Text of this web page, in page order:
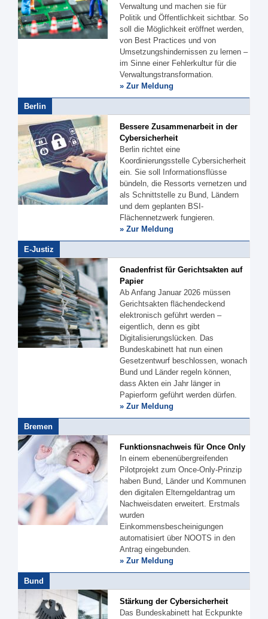
Verwaltung und machen sie für
Politik und Öffentlichkeit sichtbar. So
soll die Möglichkeit eröffnet werden,
von Best Practices und von
Umsetzungshindernissen zu lernen –
im Sinne einer Fehlerkultur für die
Verwaltungstransformation.
» Zur Meldung
Berlin
Bessere Zusammenarbeit in der
Cybersicherheit
Berlin richtet eine
Koordinierungsstelle Cybersicherheit
ein. Sie soll Informationsflüsse
bündeln, die Ressorts vernetzen und
als Schnittstelle zu Bund, Ländern
und dem geplanten BSI-
Flächennetzwerk fungieren.
» Zur Meldung
E-Justiz
Gnadenfrist für Gerichtsakten auf
Papier
Ab Anfang Januar 2026 müssen
Gerichtsakten flächendeckend
elektronisch geführt werden –
eigentlich, denn es gibt
Digitalisierungslücken. Das
Bundeskabinett hat nun einen
Gesetzentwurf beschlossen, wonach
Bund und Länder regeln können,
dass Akten ein Jahr länger in
Papierform geführt werden dürfen.
» Zur Meldung
Bremen
Funktionsnachweis für Once Only
In einem ebenenübergreifenden
Pilotprojekt zum Once-Only-Prinzip
haben Bund, Länder und Kommunen
den digitalen Elterngeldantrag um
Nachweisdaten erweitert. Erstmals
wurden
Einkommensbescheinigungen
automatisiert über NOOTS in den
Antrag eingebunden.
» Zur Meldung
Bund
Stärkung der Cybersicherheit
Das Bundeskabinett hat Eckpunkte